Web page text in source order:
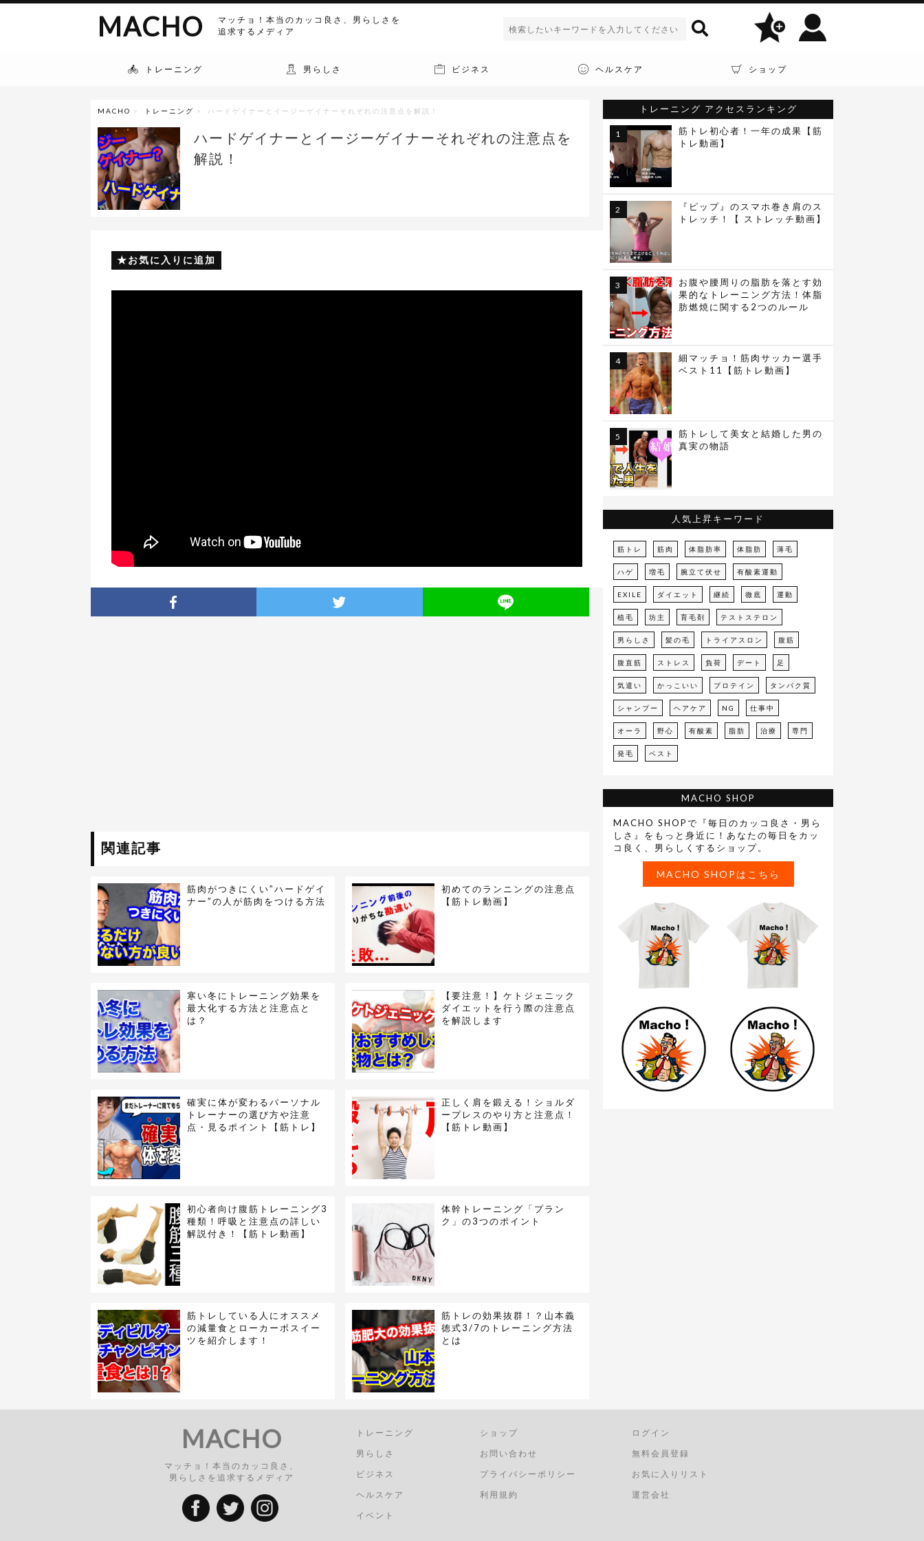
マッチョ！本当のカッコ良さ、男らしさを
追求するメディア
MACHO
トレーニング 男らしさ ビジネス ヘルスケア ショップ
MACHO > トレーニング > ハードゲイナーとイージーゲイナーそれぞれの注意点を解説！
ハードゲイナーとイージーゲイナーそれぞれの注意点を
解説！
お気に入りに追加
関連記事
筋肉がつきにくい”ハードゲイ
ナー”の人が筋肉をつける方法
初めてのランニングの注意点
【筋トレ動画】
寒い冬にトレーニング効果を
最大化する方法と注意点と
は？
【要注意！】ケトジェニック
ダイエットを行う際の注意点
を解説します
確実に体が変わるパーソナル
トレーナーの選び方や注意
点・見るポイント【筋トレ】
正しく肩を鍛える！ショルダ
ープレスのやり方と注意点！
【筋トレ動画】
初心者向け腹筋トレーニング3
種類！呼吸と注意点の詳しい
解説付き！【筋トレ動画】
体幹トレーニング「プラン
ク」の3つのポイント
筋トレしている人にオススメ
の減量食とローカーボスイー
ツを紹介します！
筋トレの効果抜群！？山本義
徳式3/7のトレーニング方法
とは
トレーニング アクセスランキング
筋トレ初心者！一年の成果【筋
トレ動画】
『ピップ』のスマホ巻き肩のス
トレッチ！【 ストレッチ動画】
お腹や腰周りの脂肪を落とす効
果的なトレーニング方法！体脂
肪燃焼に関する2つのルール
細マッチョ！筋肉サッカー選手
ベスト11【筋トレ動画】
筋トレして美女と結婚した男の
真実の物語
人気上昇キーワード
筋トレ 筋肉 体脂肪率 体脂肪 薄毛
ハゲ 増毛 腕立て伏せ 有酸素運動
EXILE ダイエット 継続 徹底 運動
植毛 坊主 育毛剤 テストステロン
男らしさ 髪の毛 トライアスロン 腹筋
腹直筋 ストレス 負荷 デート 足
気遣い かっこいい プロテイン タンパク質
シャンプー ヘアケア NG 仕事中
オーラ 野心 有酸素 脂肪 治療 専門
発毛 ベスト
MACHO SHOP
MACHO SHOPで『毎日のカッコ良さ・男ら
しさ』をもっと身近に！あなたの毎日をカッ
コ良く、男らしくするショップ。
MACHO SHOPはこちら
MACHO
マッチョ！本当のカッコ良さ、
男らしさを追求するメディア
トレーニング
男らしさ
ビジネス
ヘルスケア
イベント
ショップ
お問い合わせ
プライバシーポリシー
利用規約
ログイン
無料会員登録
お気に入りリスト
運営会社